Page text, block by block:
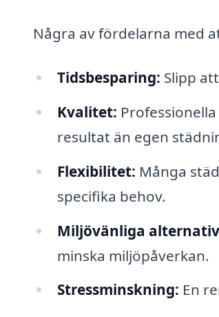
Några av fördelarna med
Tidsbesparing: Slipp
Kvalitet:
resultat än egen
Flexibilitet: Många
specifika behov.
Miljövänliga
minska miljöpåverkan.
Stressminskning: En